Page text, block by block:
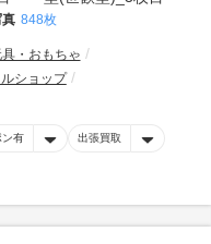
848枚
・おもちゃ
ショップ
ン有 出張買取